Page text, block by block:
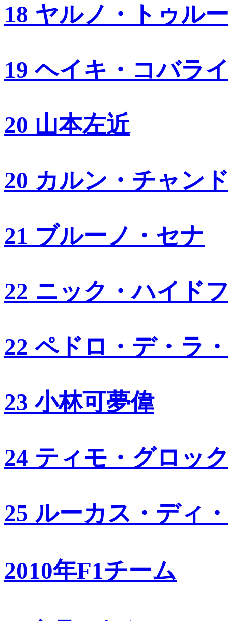
18 ヤルノ・トゥル
19 ヘイキ・コバラ
20 山本左近
20 カルン・チャン
21 ブルーノ・セナ
22 ニック・ハイド
22 ペドロ・デ・ラ
23 小林可夢偉
24 ティモ・グロッ
25 ルーカス・ディ
2010年F1チーム